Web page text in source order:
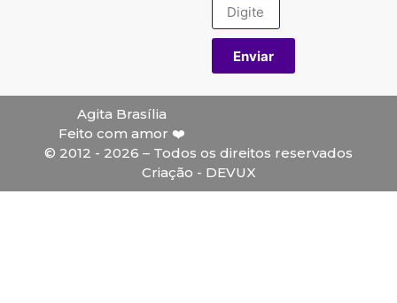
Enviar
Agita Brasília
Feito com amor ❤️
© 2012 - 2026 – Todos os direitos reservados
Criação - DEVUX